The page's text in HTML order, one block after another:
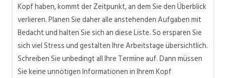
Kopf haben, kommt der Zeitpunkt, an dem Sie den Überblick
verlieren. Planen Sie daher alle anstehenden Aufgaben mit
Bedacht und halten Sie sich an diese Liste. So ersparen Sie
sich viel Stress und gestalten Ihre Arbeitstage übersichtlich.
Schreiben Sie unbedingt all Ihre Termine auf. Dann müssen
Sie keine unnötigen Informationen in Ihrem Kopf